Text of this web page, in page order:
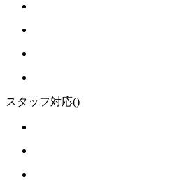
スタッフ対応()